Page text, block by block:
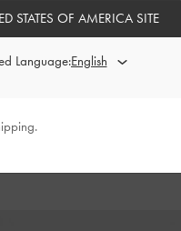
春氣息滿溢的搖滾美學。
STATES OF AMERICA SITE
Language: